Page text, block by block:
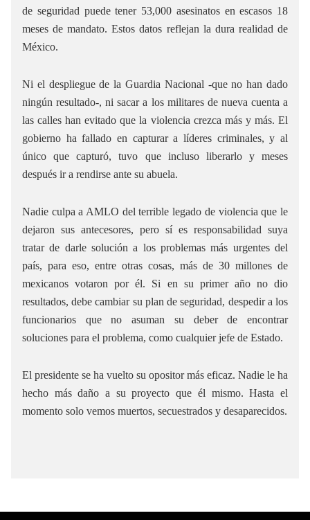
de seguridad puede tener 53,000 asesinatos en escasos 18
meses de mandato. Estos datos reflejan la dura realidad de
México.
Ni el despliegue de la Guardia Nacional -que no han dado
ningún resultado-, ni sacar a los militares de nueva cuenta a
las calles han evitado que la violencia crezca más y más. El
gobierno ha fallado en capturar a líderes criminales, y al
único que capturó, tuvo que incluso liberarlo y meses
después ir a rendirse ante su abuela.
Nadie culpa a AMLO del terrible legado de violencia que le
dejaron sus antecesores, pero sí es responsabilidad suya
tratar de darle solución a los problemas más urgentes del
país, para eso, entre otras cosas, más de 30 millones de
mexicanos votaron por él. Si en su primer año no dio
resultados, debe cambiar su plan de seguridad, despedir a los
funcionarios que no asuman su deber de encontrar
soluciones para el problema, como cualquier jefe de Estado.
El presidente se ha vuelto su opositor más eficaz. Nadie le ha
hecho más daño a su proyecto que él mismo. Hasta el
momento solo vemos muertos, secuestrados y desaparecidos.